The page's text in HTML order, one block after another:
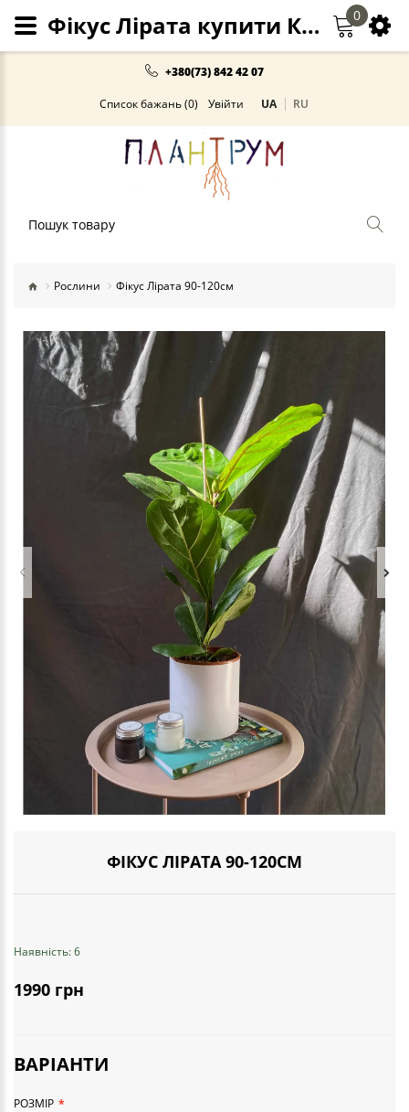
+380(73) 842 42 07
Список бажань (0) Увійти UA RU
0
Рослини Фікус Лірата 90-120см
ФІКУС ЛІРАТА 90-120СМ
Наявність: 6
1990 грн
ВАРІАНТИ
РОЗМІР
Фікус Лірата купити Київ, високі рослини